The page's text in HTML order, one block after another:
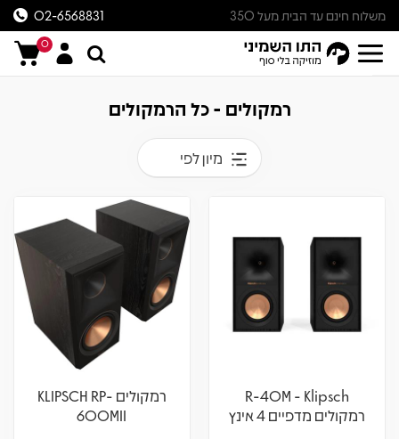
משלוח חינם עד הבית מעל 350
ש״ח
02-6568831
0
רמקולים - כל הרמקולים
מיון לפי
R-40M - Klipsch
רמקולים מדפיים 4 אינץ
רמקולים KLIPSCH RP-
600MII